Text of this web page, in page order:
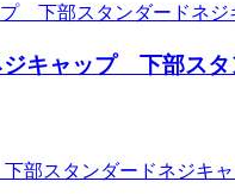
ジキャップ 下部ス